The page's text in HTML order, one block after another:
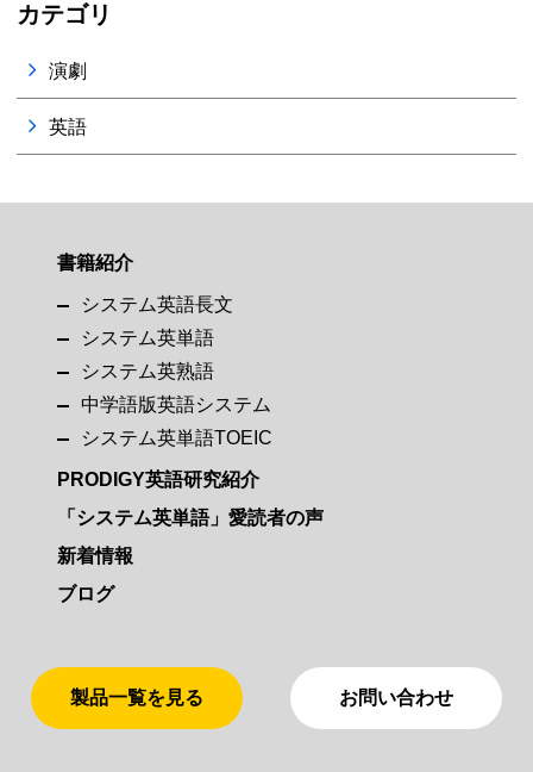
カテゴリ
演劇
英語
書籍紹介
システム英語長文
システム英単語
システム英熟語
中学語版英語システム
システム英単語TOEIC
PRODIGY英語研究紹介
「システム英単語」愛読者の声
新着情報
ブログ
製品一覧を見る お問い合わせ